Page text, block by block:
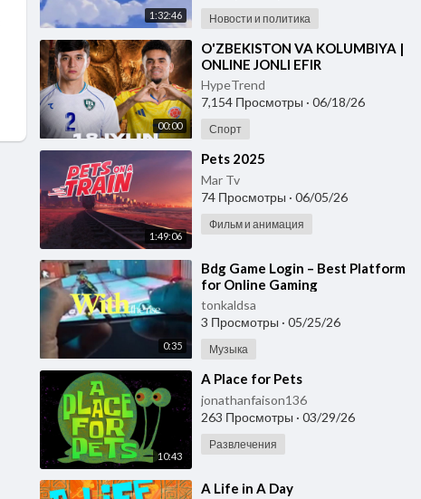
1:32:46 Новости и политика
00:00
⁣O'ZBEKISTON VA KOLUMBIYA |
ONLINE JONLI EFIR
HypeTrend
7,154 Просмотры · 06/18/26
Спорт
1:49:06
⁣Pets 2025
Mar Tv
74 Просмотры · 06/05/26
Фильм и анимация
0:35
⁣Bdg Game Login – Best Platform
for Online Gaming
Entertainment
tonkaldsa
3 Просмотры · 05/25/26
Музыка
10:43
⁣A Place for Pets
jonathanfaison136
263 Просмотры · 03/29/26
Развлечения
⁣A Life in A Day